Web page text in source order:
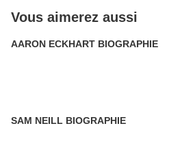
Vous aimerez aussi
AARON ECKHART BIOGRAPHIE
SAM NEILL BIOGRAPHIE